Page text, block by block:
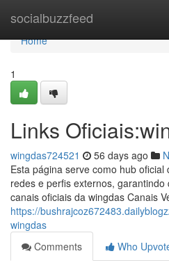
socialbuzzfeed
Home
Home
1
Links
wingdas724521 56 days ago
Esta página serve como hub
redes e perfis externos,
canais oficiais da wingdas Canais
https://
wingdas
Comments
Who